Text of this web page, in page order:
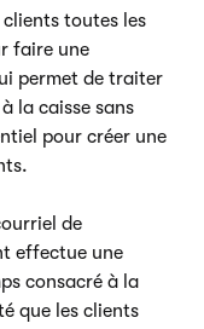
toutes les
faire une
permet de traiter
la caisse sans
pour créer une
de
effectue une
consacré à la
que les clients